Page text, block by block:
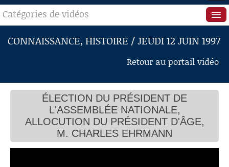
ACCUEIL
EN DIRECT
RECHERCHE
AIDE À LA DÉCOUPE
DE VIDÉOS
Catégories de vidéos
Séance publique
Questions au Gouvernement
Commissions
Présidence
Évènements
Connaissance, Histoire
CONNAISSANCE, HISTOIRE / JEUDI 12 JUIN 1997
Retour au portail vidéo
ÉLECTION DU PRÉSIDENT DE
L'ASSEMBLÉE NATIONALE,
ALLOCUTION DU PRÉSIDENT D'ÂGE,
M. CHARLES EHRMANN